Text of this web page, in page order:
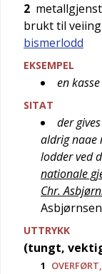
2
brukt til veiing
bismerlodd
EKSEMPEL
en
SITAT
der
aldrig naae
lodder ved
nationale
Chr.
Asbjørnsen
UTTRYKK
(tungt,
1 OVERFØRT,